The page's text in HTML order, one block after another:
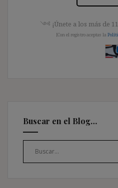
༺ ¡Únete a los más de
[Con el registro aceptas la
Buscar en el Blog…